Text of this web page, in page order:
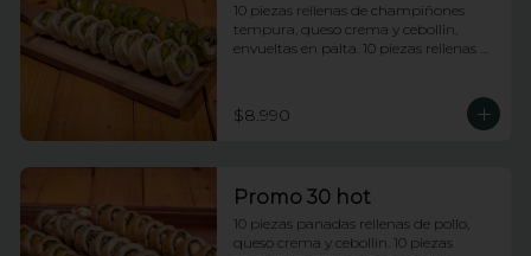
10 piezas rellenas de champiñones
tempura, queso crema y cebollin,
envueltas en palta. 10 piezas rellenas de
$8.990
Promo 30 hot
10 piezas panadas rellenas de pollo,
queso crema y cebollin. 10 piezas